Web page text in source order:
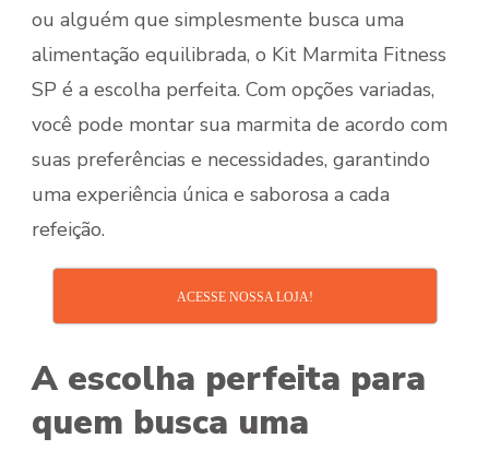
ou alguém que simplesmente busca uma
alimentação equilibrada, o Kit Marmita Fitness
SP é a escolha perfeita. Com opções variadas,
você pode montar sua marmita de acordo com
suas preferências e necessidades, garantindo
uma experiência única e saborosa a cada
refeição.
ACESSE NOSSA LOJA!
A escolha perfeita para
quem busca uma